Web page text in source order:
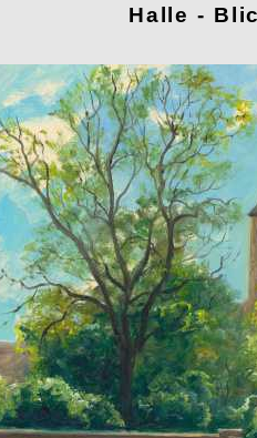
geboren
Porzellanmaler in der
und
der Meißner
Meißen
Halle -